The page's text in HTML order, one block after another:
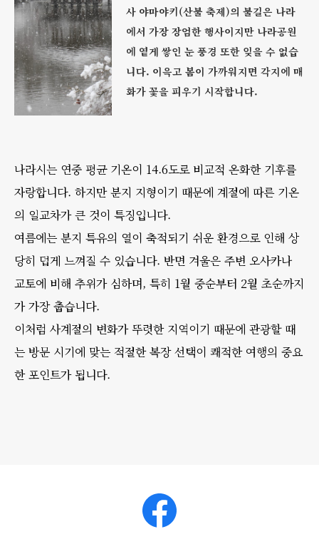
사 야마야키(산불 축제)의 불길은 나라
에서 가장 장엄한 행사이지만 나라공원
에 옅게 쌓인 눈 풍경 또한 잊을 수 없습
니다. 이윽고 봄이 가까워지면 각지에 매
화가 꽃을 피우기 시작합니다.
나라시는 연중 평균 기온이 14.6도로 비교적 온화한 기후를
자랑합니다. 하지만 분지 지형이기 때문에 계절에 따른 기온
의 일교차가 큰 것이 특징입니다.
여름에는 분지 특유의 열이 축적되기 쉬운 환경으로 인해 상
당히 덥게 느껴질 수 있습니다. 반면 겨울은 주변 오사카나
교토에 비해 추위가 심하며, 특히 1월 중순부터 2월 초순까지
가 가장 춥습니다.
이처럼 사계절의 변화가 뚜렷한 지역이기 때문에 관광할 때
는 방문 시기에 맞는 적절한 복장 선택이 쾌적한 여행의 중요
한 포인트가 됩니다.